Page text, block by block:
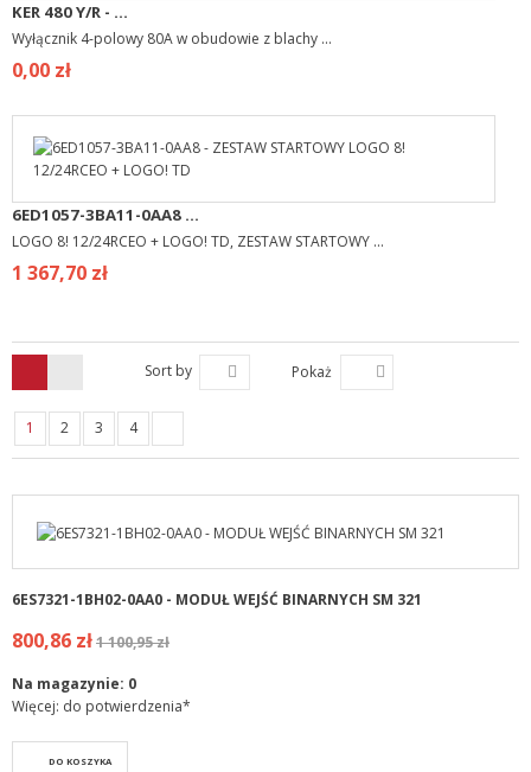
KER 480 Y/R - ...
Wyłącznik 4-polowy 80A w obudowie z blachy ...
0,00 zł
6ED1057-3BA11-0AA8 ...
LOGO 8! 12/24RCEO + LOGO! TD, ZESTAW STARTOWY ...
1 367,70 zł
Sort by Pokaż
1 2 3 4
6ES7321-1BH02-0AA0 - MODUŁ WEJŚĆ BINARNYCH SM 321
800,86 zł1 100,95 zł
Na magazynie: 0
Więcej: do potwierdzenia*
DO KOSZYKA